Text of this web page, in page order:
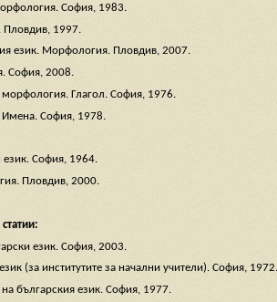
София, 1983.
Пловдив, 1997.
език. Морфология. Пловдив, 2007.
София, 2008.
Глагол. София, 1976.
София, 1978.
език. София, 1964.
Пловдив, 2000.
език. София, 2003.
(за институтите за начални учители). София, 1972.
българския език. София, 1977.